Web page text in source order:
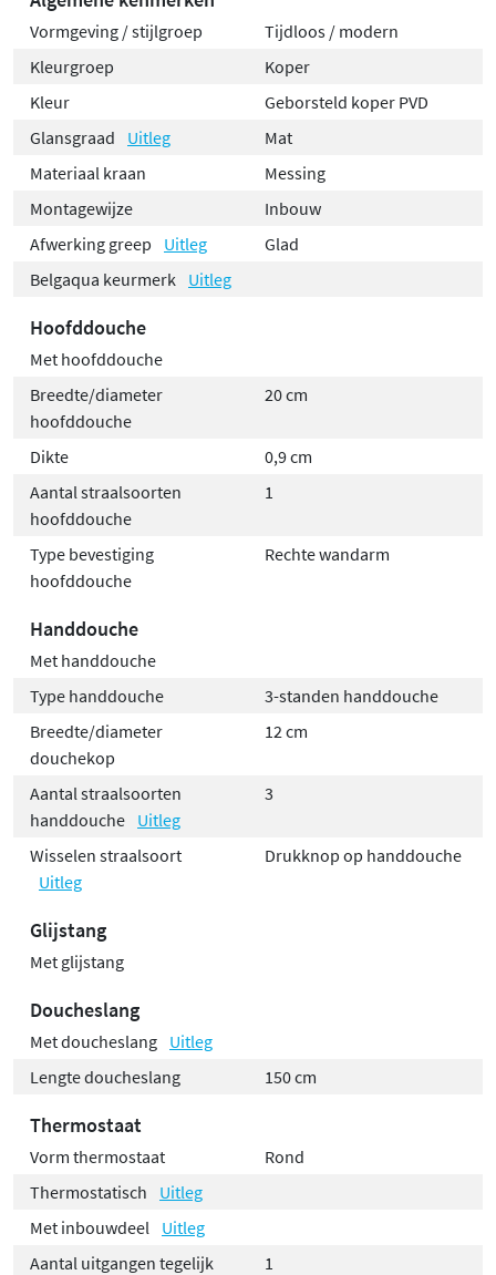
Vormgeving / stijlgroep
Tijdloos / modern
Kleurgroep
Koper
Kleur
Geborsteld koper PVD
Glansgraad
Uitleg
Mat
Materiaal kraan
Messing
Montagewijze
Inbouw
Afwerking greep
Uitleg
Glad
Belgaqua keurmerk
Uitleg
Hoofddouche
Met hoofddouche
Breedte/diameter
hoofddouche
20 cm
Dikte
0,9 cm
Aantal straalsoorten
hoofddouche
1
Type bevestiging
hoofddouche
Rechte wandarm
Handdouche
Met handdouche
Type handdouche
3-standen handdouche
Breedte/diameter
douchekop
12 cm
Aantal straalsoorten
handdouche Uitleg
3
Wisselen straalsoort
Uitleg
Drukknop op handdouche
Glijstang
Met glijstang
Doucheslang
Met doucheslang Uitleg
Lengte doucheslang
150 cm
Thermostaat
Vorm thermostaat
Rond
Thermostatisch
Uitleg
Met inbouwdeel
Uitleg
Aantal uitgangen tegelijk
1